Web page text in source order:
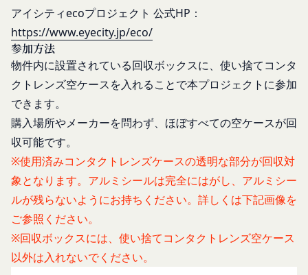
アイシティecoプロジェクト 公式HP：
https://www.eyecity.jp/eco/
参加方法
物件内に設置されている回収ボックスに、使い捨てコンタ
クトレンズ空ケースを入れることで本プロジェクトに参加
できます。
購入場所やメーカーを問わず、ほぼすべての空ケースが回
収可能です。
※使用済みコンタクトレンズケースの透明な部分が回収対
象となります。 アルミシールは完全にはがし、 アルミシー
ルが残らないようにお持ちください。詳しくは下記画像を
ご参照ください。
※回収ボックスには、使い捨てコンタクトレンズ空ケース
以外は入れないでください。
外部サービスでお客様が利用するIDおよびその他
外部サービスのプライバシー設定によりお客様が提
携先に開示を認めた情報を取得することがありま
す。
取得した個人情報等の利用目的
当社は、お客様からご提供いただいたお客様情報
を、当社各サービスの利用規約において定める利用
目的の範囲内で利用します。
Cookie（クッキー）について
当社は、お客様にとってより使いやすく、より価値
ある情報を提供するためにCookie(以下「クッキ
ー」といいます。これに類似の技術を含みます。)
を使用することがあります。
クッキーは、ウェブサイトを利用されたときにご利
用のパソコンや携帯端末に一時的にデータを保存さ
せるもので、これを利用することにより当社のサー
当社との間で締結する契約に基づき、本サービスと
提携するサービス（以下「提携サービス」といいま
す。）を提供し、又はその運営を行う者をいいま
す。
第2条（総則・適用範囲）
本規約は、会員と当社間において本サービスの利用
に関し適用され、登録手続き完了後の本サービスの
提供条件及び当社と会員との権利義務関係を定める
ものです。
当社が、当社ウェブサイト上に本サービスに関する
個別規定や追加規定を掲載する場合、又は第11条
に定める方法により本サービスに関するルール等を
発信する場合、それらは本規約の一部を構成するも
のとし、個別規定、追加規定又はルール等が本規約
と抵触する場合には、当該個別規定、追加規定又は
ルール等が優先されるものとします。